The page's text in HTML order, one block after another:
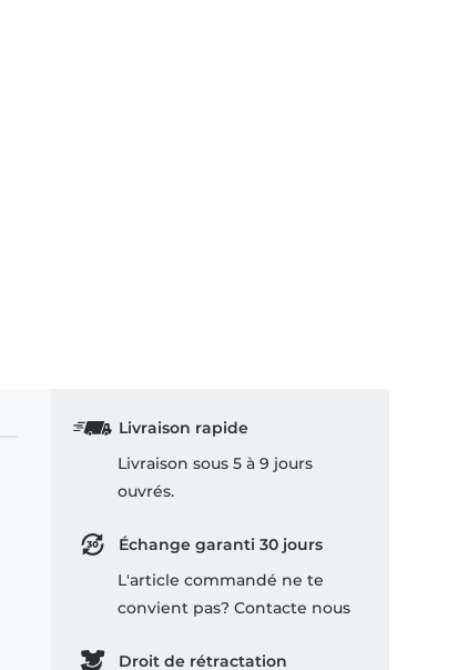
Livraison rapide
Livraison sous 5 à 9 jours
ouvrés.
Échange garanti 30 jours
L'article commandé ne te
convient pas? Contacte nous
Droit de rétractation